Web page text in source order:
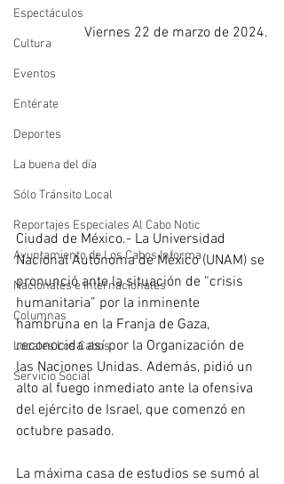
Espectáculos
Cultura
Eventos
Entérate
Deportes
La buena del día
Sólo Tránsito Local
Reportajes Especiales Al Cabo Notic
Ayuntamiento de Los Cabos Informa
Nacionales e Internacionales
Columnas
Locales Los Cabos
Servicio Social
Viernes 22 de marzo de 2024.
Ciudad de México.- La Universidad
Nacional Autónoma de México (UNAM) se
pronunció ante la situación de “crisis
humanitaria” por la inminente
hambruna en la Franja de Gaza,
reconocida así por la Organización de
las Naciones Unidas. Además, pidió un
alto al fuego inmediato ante la ofensiva
del ejército de Israel, que comenzó en
octubre pasado.
La máxima casa de estudios se sumó al